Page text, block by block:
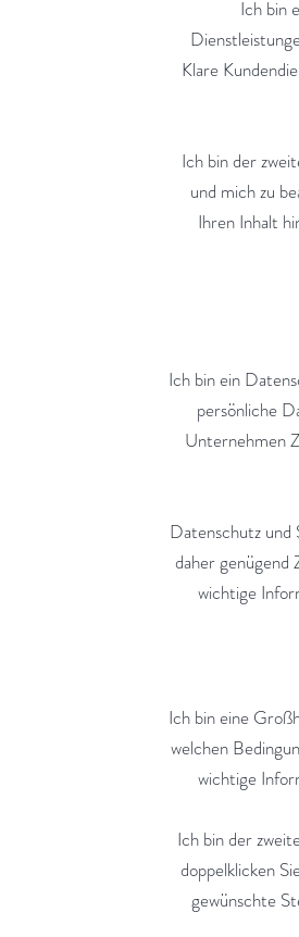
Ich bin
Klare
Ich bin der
und mich zu
Ihren Inhalt
Ich bin ein
persönliche
Unternehmen
Datenschutz
daher genügend
wichtige
Ich bin eine
welchen
wichtige
Ich bin der
doppelklicken
gewünschte